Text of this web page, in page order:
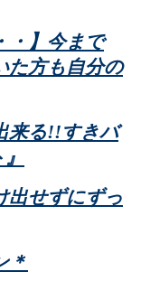
・】今まで
た方も自分の
来る!!すきバ
出せずにずっ
＊